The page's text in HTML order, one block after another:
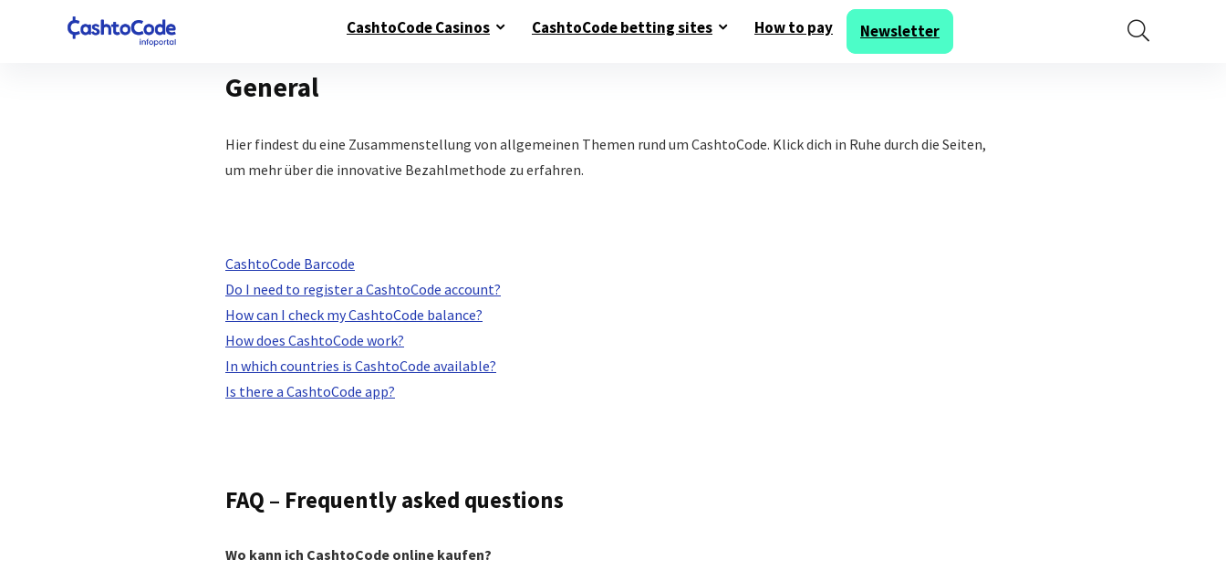
CashtoCode Casinos CashtoCode betting sites How to pay Newsletter
General
Hier findest du eine Zusammenstellung von allgemeinen Themen rund um CashtoCode. Klick dich in Ruhe durch die Seiten,
um mehr über die innovative Bezahlmethode zu erfahren.
CashtoCode Barcode
Do I need to register a CashtoCode account?
How can I check my CashtoCode balance?
How does CashtoCode work?
In which countries is CashtoCode available?
Is there a CashtoCode app?
FAQ – Frequently asked questions
Wo kann ich CashtoCode online kaufen?